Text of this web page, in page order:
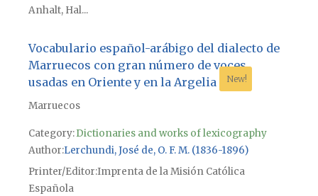
Anhalt, Hal...
Vocabulario español-arábigo del dialecto de
Marruecos con gran número de voces
usadas en Oriente y en la Argelia
New!
Marruecos
Category:Dictionaries and works of lexicography
Author Lerchundi, José de, O. F. M. (1836-1896)
Printer/Editor Imprenta de la Misión Católica
Española